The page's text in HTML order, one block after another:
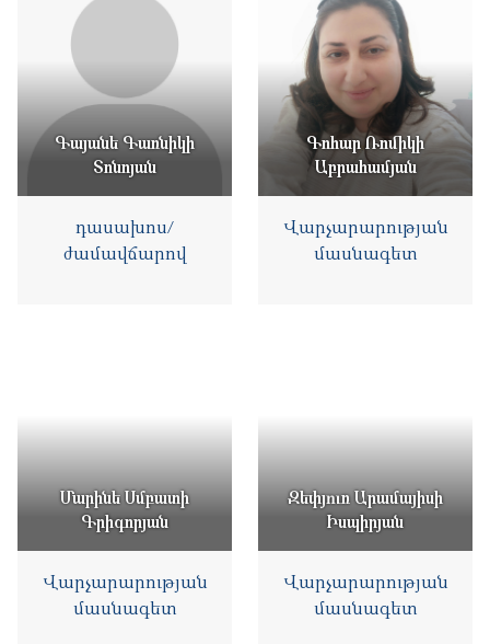
Գայանե Գառնիկի
Տոնոյան
դասախոս/
ժամավճարով
Գոհար Ռոմիկի
Աբրահամյան
Վարչարարության
մասնագետ
Մարինե Սմբատի
Գրիգորյան
Վարչարարության
մասնագետ
Զեփյուռ Արամայիսի
Իսպիրյան
Վարչարարության
մասնագետ